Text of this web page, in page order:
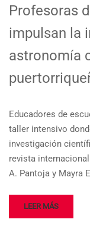
Profesoras
impulsan la
astronomía
Educadores de
taller intensivo
investigación
revista
A. Pantoja y Mayra
LEER MÁS